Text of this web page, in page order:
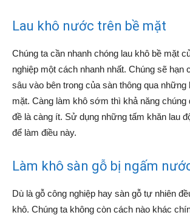
Lau khô nước trên bề mặt
Chúng ta cần nhanh chóng lau khô bề mặt
nghiệp một cách nhanh nhất. Chúng sẽ hạn
sâu vào bên trong của sàn thông qua những
mặt. Càng làm khô sớm thì khả năng chúng
đề là càng ít. Sử dụng những tấm khăn lau
để làm điều này.
Làm khô sàn gỗ bị ngấm
Dù là gỗ công nghiệp hay sàn gỗ tự nhiên
khô. Chúng ta không còn cách nào khác